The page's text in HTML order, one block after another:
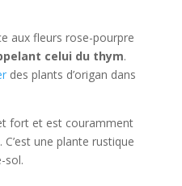
aux fleurs rose-pourpre
celui du thym.
des plants d’origan dans
fort et est couramment
une plante rustique
sol.